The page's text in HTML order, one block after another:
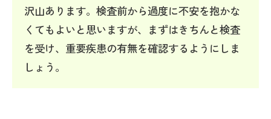
沢山あります。検査前から過度に不安を抱かな
くてもよいと思いますが、まずはきちんと検査
を受け、重要疾患の有無を確認するようにしま
しょう。